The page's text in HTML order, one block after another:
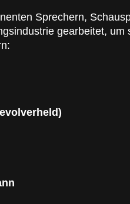
Sprechern,
gearbeitet,